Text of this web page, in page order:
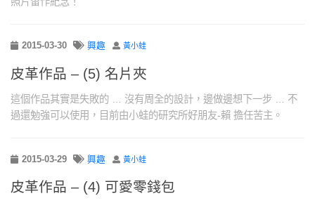
2015-03-30 興趣 黃小蛙
皮革作品 – (5) 名片夾
這個作品其實是失敗的 … 沒有周全的設計，邊做邊想下一步 … 不
過還勉強可以使用，目前由小蛙的研究所好朋友-賴 擔任苦主。
2015-03-29 興趣 黃小蛙
皮革作品 – (4) 可愛零錢包